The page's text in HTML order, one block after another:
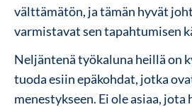
välttämätön, ja tämän hyvät
varmistavat sen tapahtumisen
Neljäntenä työkaluna heillä on
tuoda esiin epäkohdat, jotka
menestykseen. Ei ole asiaa, jota